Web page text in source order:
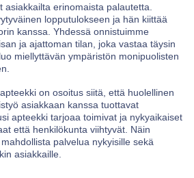
asiakkailta erinomaista palautetta.
lopputulokseen ja hän kiittää
kanssa. Yhdessä onnistuimme
ja ajattoman tilan, joka vastaa täysin
miellyttävän ympäristön monipuolisten
on osoitus siitä, että huolellinen
asiakkaan kanssa tuottavat
apteekki tarjoaa toimivat ja nykyaikaiset
että henkilökunta viihtyvät. Näin
palvelua nykyisille sekä
asiakkaille.